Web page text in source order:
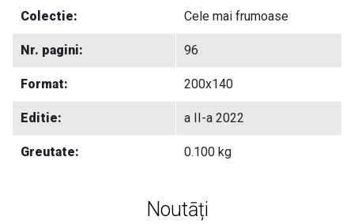
Colectie: Cele mai frumoase
Nr. pagini: 96
Format: 200x140
Editie: a II-a 2022
Greutate: 0.100 kg
Noutāți